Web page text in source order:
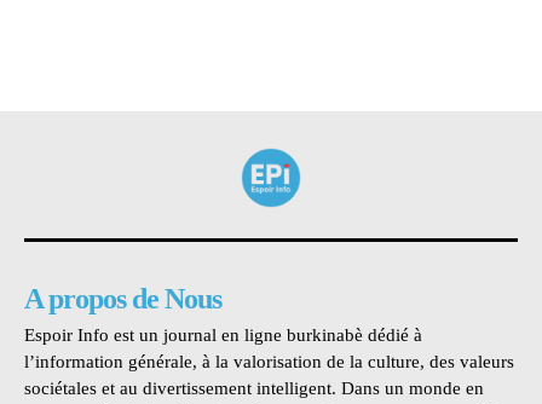
A propos de Nous
Espoir Info est un journal en ligne burkinabè dédié à
l’information générale, à la valorisation de la culture, des valeurs
sociétales et au divertissement intelligent. Dans un monde en